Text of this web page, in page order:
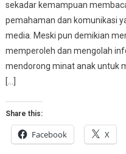
sekadar kemampuan
pemahaman dan komunikasi
media. Meski pun demikian
memperoleh dan mengolah
mendorong minat anak untuk
[…]
Share this:
Facebook X